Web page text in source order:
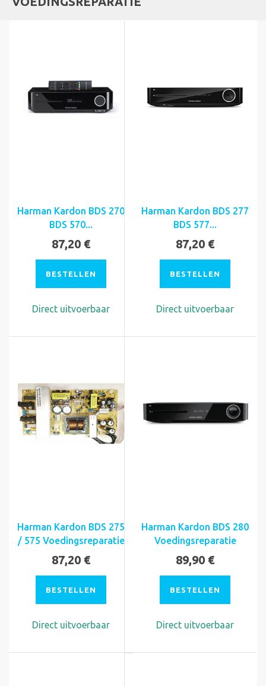
Harman Kardon BDS 270
BDS 570...
87,20 €
BESTELLEN
Direct uitvoerbaar
Harman Kardon BDS 277
BDS 577...
87,20 €
BESTELLEN
Direct uitvoerbaar
Harman Kardon BDS 275
/ 575 Voedingsreparatie
87,20 €
BESTELLEN
Direct uitvoerbaar
Harman Kardon BDS 280
Voedingsreparatie
89,90 €
BESTELLEN
Direct uitvoerbaar